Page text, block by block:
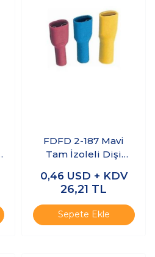
FDFD 2-187 Mavi
Tam İzoleli Dişi
Adet
0,46 USD + KDV
26,21 TL
Sepete Ekle